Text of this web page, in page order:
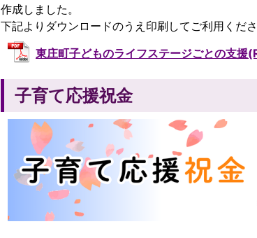
作成しました。
下記よりダウンロードのうえ印刷してご利用くださ
東庄町子どものライフステージごとの支援
子育て応援祝金